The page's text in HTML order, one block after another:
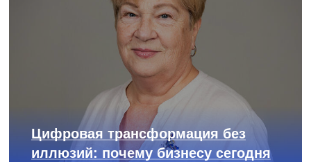
Цифровая трансформация без
иллюзий: почему бизнесу сегодня